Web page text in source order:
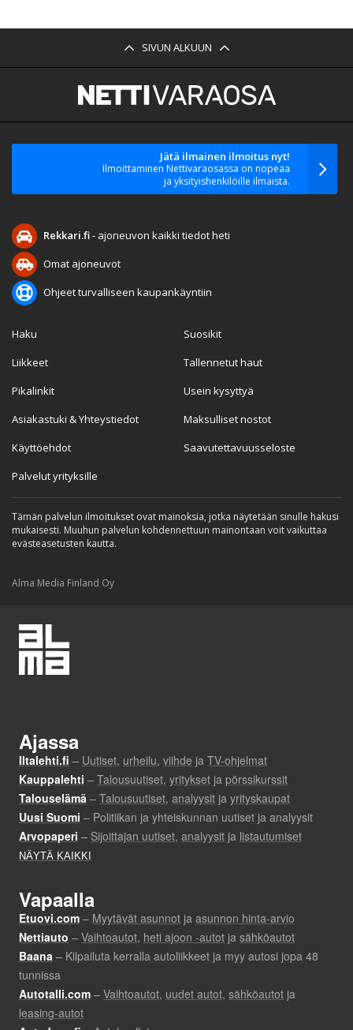
SIVUN ALKUUN
Jätä ilmainen ilmoitus nyt!
Ilmoittaminen Nettivaraosassa on nopeaa
ja yksityishenkilöille ilmaista.
Rekkari.fi- ajoneuvon kaikki tiedot heti
Omat ajoneuvot
Ohjeet turvalliseen kaupankäyntiin
Haku
Liikkeet
Pikalinkit
Asiakastuki & Yhteystiedot
Käyttöehdot
Palvelut yrityksille
Suosikit
Tallennetut haut
Usein kysyttyä
Maksulliset nostot
Saavutettavuusseloste
Tämän palvelun ilmoitukset ovat mainoksia, jotka näytetään sinulle hakusi
mukaisesti. Muuhun palvelun kohdennettuun mainontaan voit vaikuttaa
evästeasetusten kautta.
Alma Media Finland Oy